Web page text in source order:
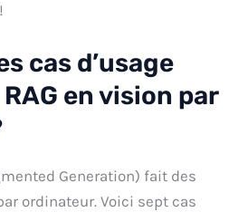
cas d’usage
en vision par
Generation) fait des
ordinateur. Voici sept cas